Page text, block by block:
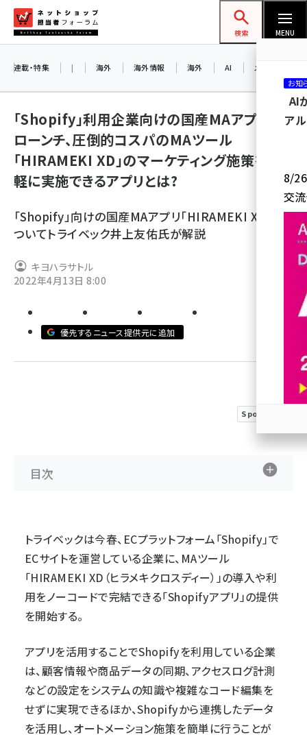
ン
ネットショップ担当者フォーラム
検索 MENU
amazon (2244)
yahoo (1899)
ecbeing (1207)
base (1071)
revico (739)
連載・特集 | 海外 海外情報 海外 AI メタバース
「Shopify」利用企業向けの国産MAアプリが
ローンチ、圧倒的コスパのMAツール
「HIRAMEKI XD」のマーケティング施策を手
軽に実施できるアプリとは?
「Shopify」向けの国産MAアプリ「HIRAMEKI XD」に
ついてトライベック井上友佑氏が解説
キヨハラサトル
2022年4月13日 8:00
優先するニュース提供元に追加
Sponsored
目次
トライベックは今春、ECプラットフォーム「Shopify」で
ECサイトを運営している企業に、MAツール
「HIRAMEKI XD（ヒラメキクロスディー）」の導入や利
用をノーコードで完結できる「Shopifyアプリ」の提供
を開始する。
アプリを活用することでShopifyを利用している企業
は、顧客情報や商品データの同期、アクセスログ計測
などの設定をシステムの知識や複雑なコード編集を
せずに実現できるほか、Shopifyから連携したデータ
を活用し、オートメーション施策を簡単に行うことが
お知
AI
ア
8/26
交
参